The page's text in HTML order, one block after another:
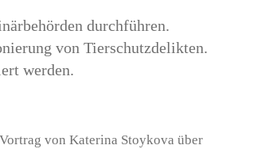
durchführen.
von Tierschutzdelikten.
werden.
von Katerina Stoykova über